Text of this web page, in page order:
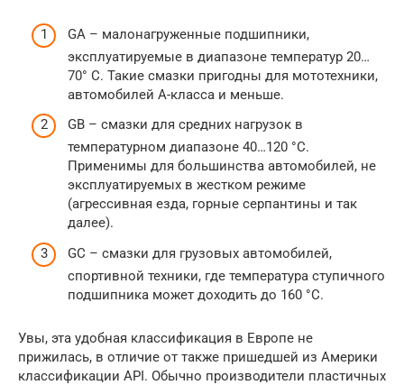
GA – малонагруженные подшипники,
эксплуатируемые в диапазоне температур 20…
70° С. Такие смазки пригодны для мототехники,
автомобилей А-класса и меньше.
GB – смазки для средних нагрузок в
температурном диапазоне 40…120 °С.
Применимы для большинства автомобилей, не
эксплуатируемых в жестком режиме
(агрессивная езда, горные серпантины и так
далее).
GC – смазки для грузовых автомобилей,
спортивной техники, где температура ступичного
подшипника может доходить до 160 °С.
Увы, эта удобная классификация в Европе не
прижилась, в отличие от также пришедшей из Америки
классификации API. Обычно производители пластичных